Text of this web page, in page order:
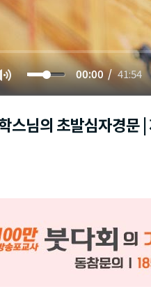
00:00 41:54
스님의 초발심자경문